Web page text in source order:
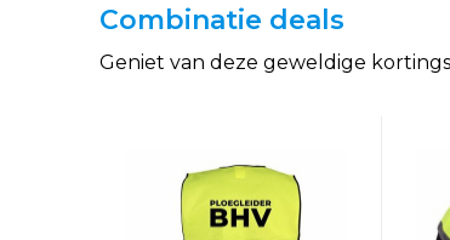
Combinatie deals
Geniet van deze geweldige